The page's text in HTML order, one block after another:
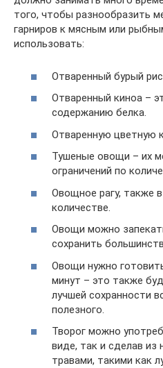
того, чтобы разнообразить
гарниров к мясным или
использовать:
Отваренный бурый
Отваренный киноа –
содержанию белка.
Отваренную цветную
Тушеные овощи – их
ограничений по
Овощное рагу, также
количестве.
Овощи можно
сохранить
Овощи нужно
минут – это также
лучшей сохранности
полезного.
Творог можно
виде, так и сделав из
травами, такими как